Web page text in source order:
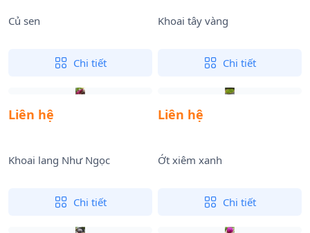
Củ sen
Chi tiết
Khoai tây vàng
Chi tiết
Liên hệ
Khoai lang Như Ngọc
Chi tiết
Liên hệ
Ớt xiêm xanh
Chi tiết